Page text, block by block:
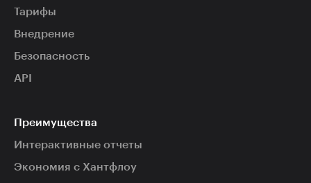
Тарифы
Внедрение
Безопасность
API
Преимущества
Интерактивные отчеты
Экономия с Хантфлоу